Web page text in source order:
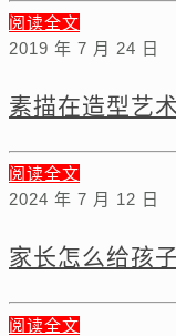
阅读全文
2019 年 7 月 24 日
素描在造型艺
阅读全文
2024 年 7 月 12 日
家长怎么给孩
阅读全文